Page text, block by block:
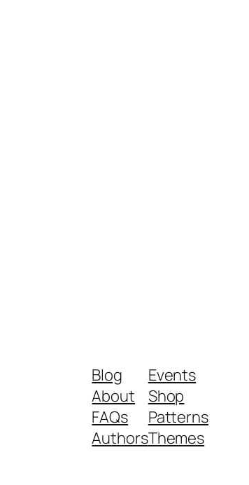
Blog
About
FAQs
Authors
Events
Shop
Patterns
Themes